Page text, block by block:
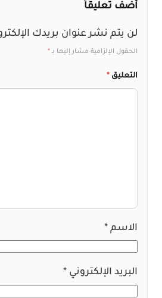
أضف تعليقاً
لن يتم نشر عنوان بريدك الإلكتروني.
الحقول الإلزامية مشار إليها بـ*
التعليق*
الاسم*
البريد الإلكتروني*